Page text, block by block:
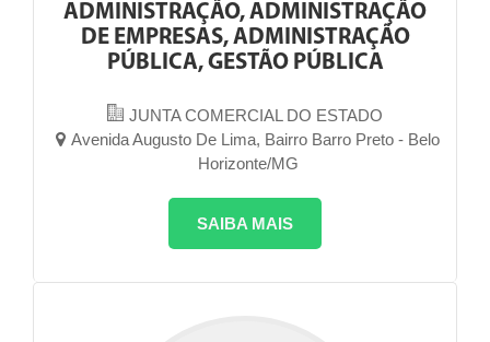
ADMINISTRAÇÃO, ADMINISTRAÇÃO
DE EMPRESAS, ADMINISTRAÇÃO
PÚBLICA, GESTÃO PÚBLICA
JUNTA COMERCIAL DO ESTADO
Avenida Augusto De Lima, Bairro Barro Preto - Belo
Horizonte/MG
SAIBA MAIS